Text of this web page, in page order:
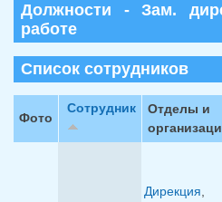
Должности - Зам.
работе
Список сотрудников
Фото
Сотрудник
Отделы и
Дирекция,